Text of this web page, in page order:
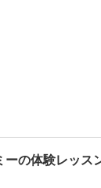
ーの体験レッス